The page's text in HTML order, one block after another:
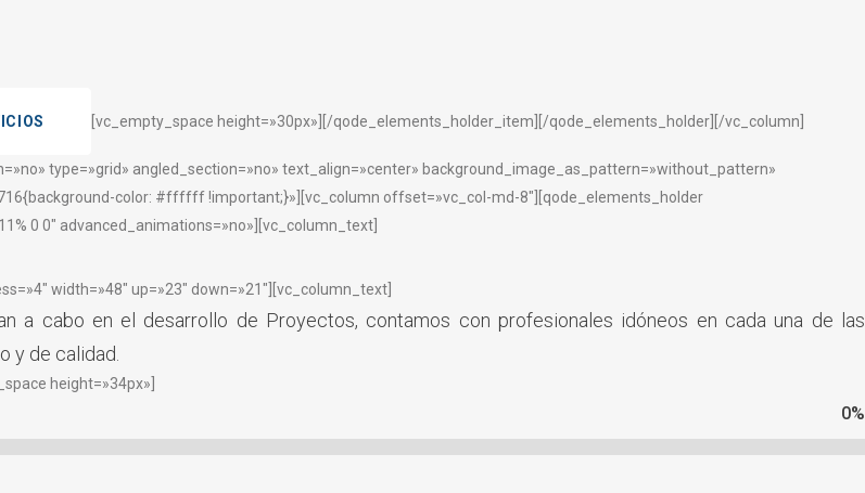
[vc_empty_space height=»30px»][/qode_elements_holder_item][/qode_elements_holder][/vc_column]
type=»grid» angled_section=»no» text_align=»center» background_image_as_pattern=»without_pattern»
color: #ffffff !important;}»][vc_column offset=»vc_col-md-8″][qode_elements_holder
0 0″ advanced_animations=»no»][vc_column_text]
width=»48″ up=»23″ down=»21″][vc_column_text]
a cabo en el desarrollo de Proyectos, contamos con profesionales idóneos en cada una de las
y de calidad.
height=»34px»]
0%